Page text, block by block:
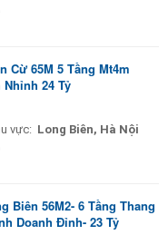
Cừ 65M 5 Tầng Mt4m
Nhỉnh 24 Tỷ
vực: Long Biên, Hà Nội
Biên 56M2- 6 Tầng Thang
Doanh Đỉnh- 23 Tỷ